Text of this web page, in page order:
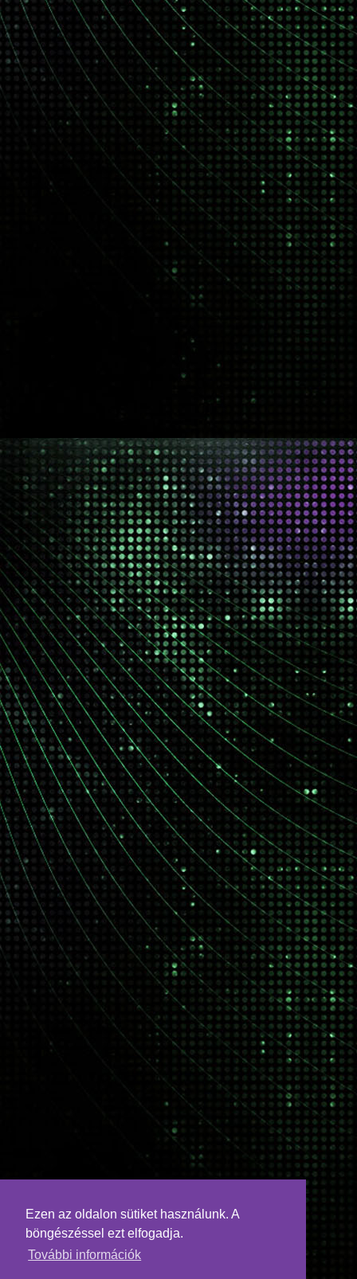
Ezen az oldalon sütiket használunk. A
böngészéssel ezt elfogadja.
További információk